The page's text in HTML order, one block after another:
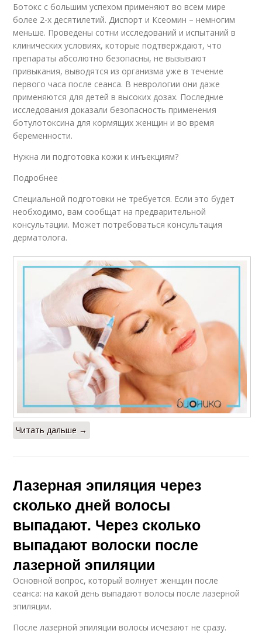
Ботокс с большим успехом применяют во всем мире
более 2-х десятилетий. Диспорт и Ксеомин – немногим
меньше. Проведены сотни исследований и испытаний в
клинических условиях, которые подтверждают, что
препараты абсолютно безопасны, не вызывают
привыкания, выводятся из организма уже в течение
первого часа после сеанса. В неврологии они даже
применяются для детей в высоких дозах. Последние
исследования доказали безопасность применения
ботулотоксина для кормящих женщин и во время
беременности.
Нужна ли подготовка кожи к инъекциям?
Подробнее
Специальной подготовки не требуется. Если это будет
необходимо, вам сообщат на предварительной
консультации. Может потребоваться консультация
дерматолога.
Читать дальше →
Лазерная эпиляция через
сколько дней волосы
выпадают. Через сколько
выпадают волоски после
лазерной эпиляции
Основной вопрос, который волнует женщин после
сеанса: на какой день выпадают волосы после лазерной
эпиляции.
После лазерной эпиляции волосы исчезают не сразу.